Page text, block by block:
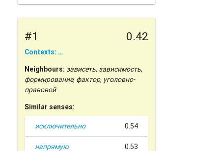
#1 0.42
Contexts: …
Neighbours: зависеть, зависимость,
формирование, фактор, уголовно-
правовой
Similar senses:
исключительно 0.54
напрямую 0.53